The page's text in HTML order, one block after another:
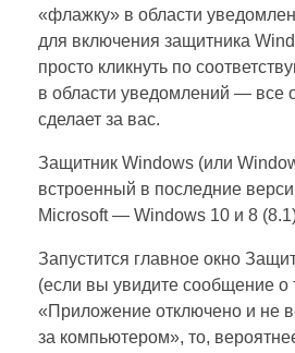
«флажку» в области
для включения защитника
просто кликнуть по
в области уведомлений — все
сделает за вас.
Защитник Windows (или
встроенный в последние
Microsoft — Windows 10 и 8
Запустится главное окно
(если вы увидите сообщение о
«Приложение отключено и не
за компьютером», то,